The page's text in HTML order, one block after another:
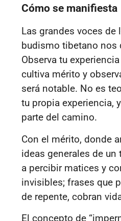
Cómo se manifiesta
Las grandes voces de
budismo tibetano nos
Observa tu
cultiva mérito y
será notable. No es
tu propia experiencia,
parte del camino.
Con el mérito, donde
ideas generales de un
a percibir matices y
invisibles; frases que
de repente, cobran
El concepto de